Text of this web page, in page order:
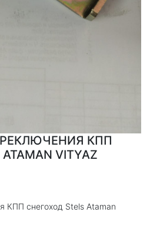
КПП
VITYAZ
КПП снегоход Stels Ataman